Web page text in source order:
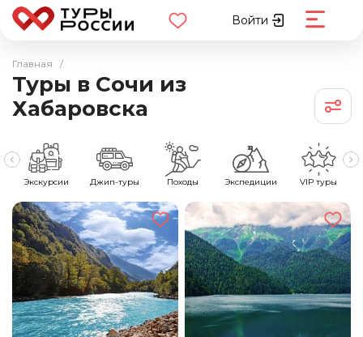
Войти
Главная /
Туры в Сочи из
Хабаровска
Экскурсии Джип-туры Походы Экспедиции VIP туры